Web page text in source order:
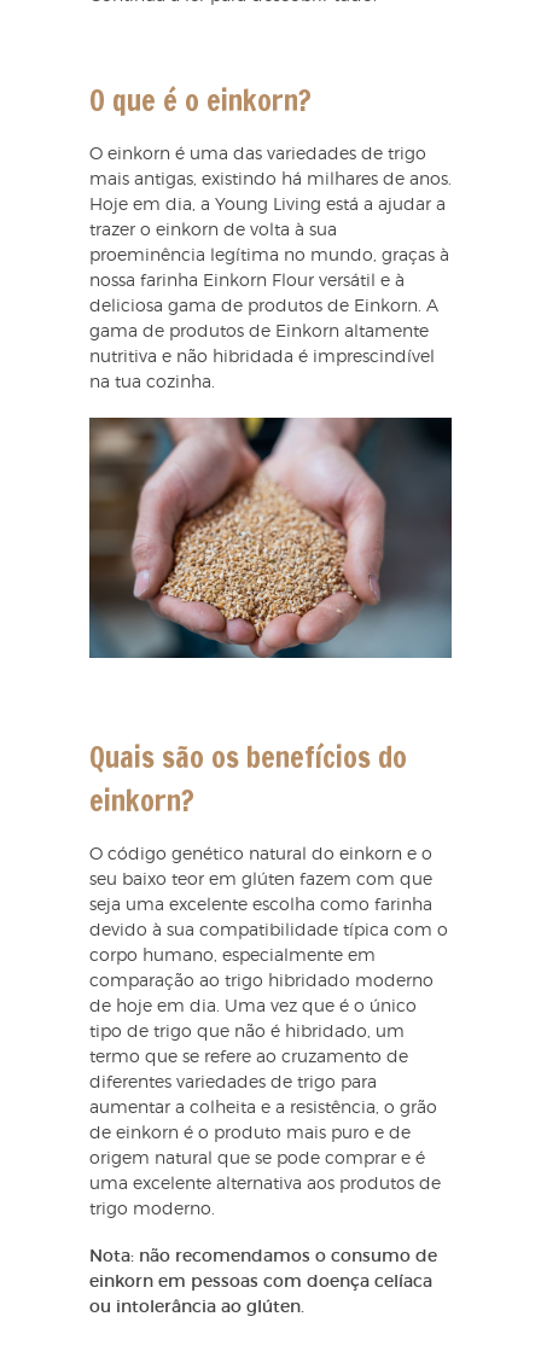
O que é o einkorn?
O einkorn é uma das variedades de trigo
mais antigas, existindo há milhares de anos.
Hoje em dia, a Young Living está a ajudar a
trazer o einkorn de volta à sua
proeminência legítima no mundo, graças à
nossa farinha Einkorn Flour versátil e à
deliciosa gama de produtos de Einkorn. A
gama de produtos de Einkorn altamente
nutritiva e não hibridada é imprescindível
na tua cozinha.
Quais são os benefícios do
einkorn?
O código genético natural do einkorn e o
seu baixo teor em glúten fazem com que
seja uma excelente escolha como farinha
devido à sua compatibilidade típica com o
corpo humano, especialmente em
comparação ao trigo hibridado moderno
de hoje em dia. Uma vez que é o único
tipo de trigo que não é hibridado, um
termo que se refere ao cruzamento de
diferentes variedades de trigo para
aumentar a colheita e a resistência, o grão
de einkorn é o produto mais puro e de
origem natural que se pode comprar e é
uma excelente alternativa aos produtos de
trigo moderno.
Nota: não recomendamos o consumo de
einkorn em pessoas com doença celíaca
ou intolerância ao glúten.